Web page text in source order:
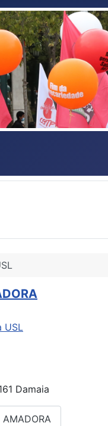
USL
Damaia